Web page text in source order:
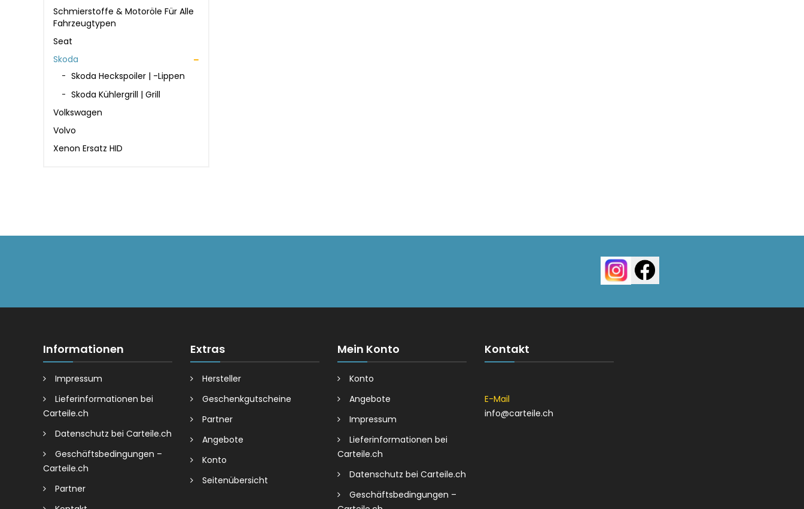
Schmierstoffe & Motoröle Für Alle
Fahrzeugtypen
Seat
Skoda
Skoda Heckspoiler | -lippen
Skoda Kühlergrill | Grill
Volkswagen
Volvo
Xenon Ersatz HID
Informationen
Impressum
Lieferinformationen bei
Carteile.ch
Datenschutz bei Carteile.ch
Geschäftsbedingungen –
Carteile.ch
Partner
Extras
Hersteller
Geschenkgutscheine
Partner
Angebote
Konto
Seitenübersicht
Mein Konto
Konto
Angebote
Impressum
Lieferinformationen bei
Carteile.ch
Datenschutz bei Carteile.ch
Geschäftsbedingungen –
Kontakt
E-Mail
info@carteile.ch